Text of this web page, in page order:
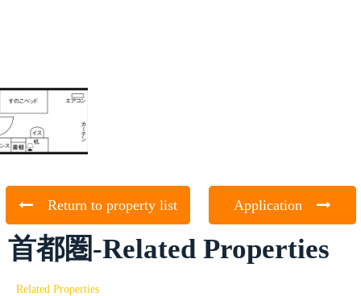
Return to property list Application
首都圏-Related Properties
Related Properties